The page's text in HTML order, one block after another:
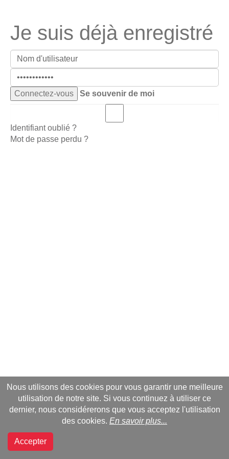
Je suis déjà enregistré
Se souvenir de moi
Identifiant oublié ?
Mot de passe perdu ?
Nous utilisons des cookies pour vous garantir une meilleure
utilisation de notre site. Si vous continuez à utiliser ce
dernier, nous considérerons que vous acceptez l'utilisation
des cookies. En savoir plus...
Accepter